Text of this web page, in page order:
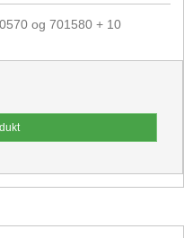
og 701580 + 10